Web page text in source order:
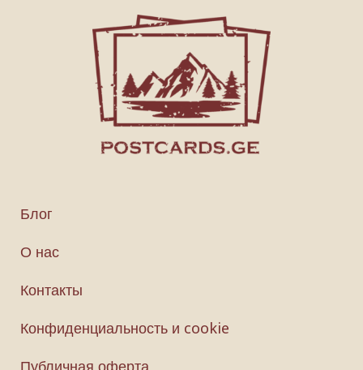
Блог
О нас
Контакты
Конфиденциальность и cookie
Публичная оферта